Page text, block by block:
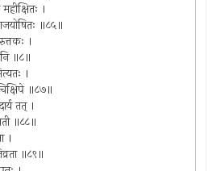
।
॥८५॥
।
॥८॥
।
॥८७॥
तत् ।
॥८८॥
।
॥८९॥